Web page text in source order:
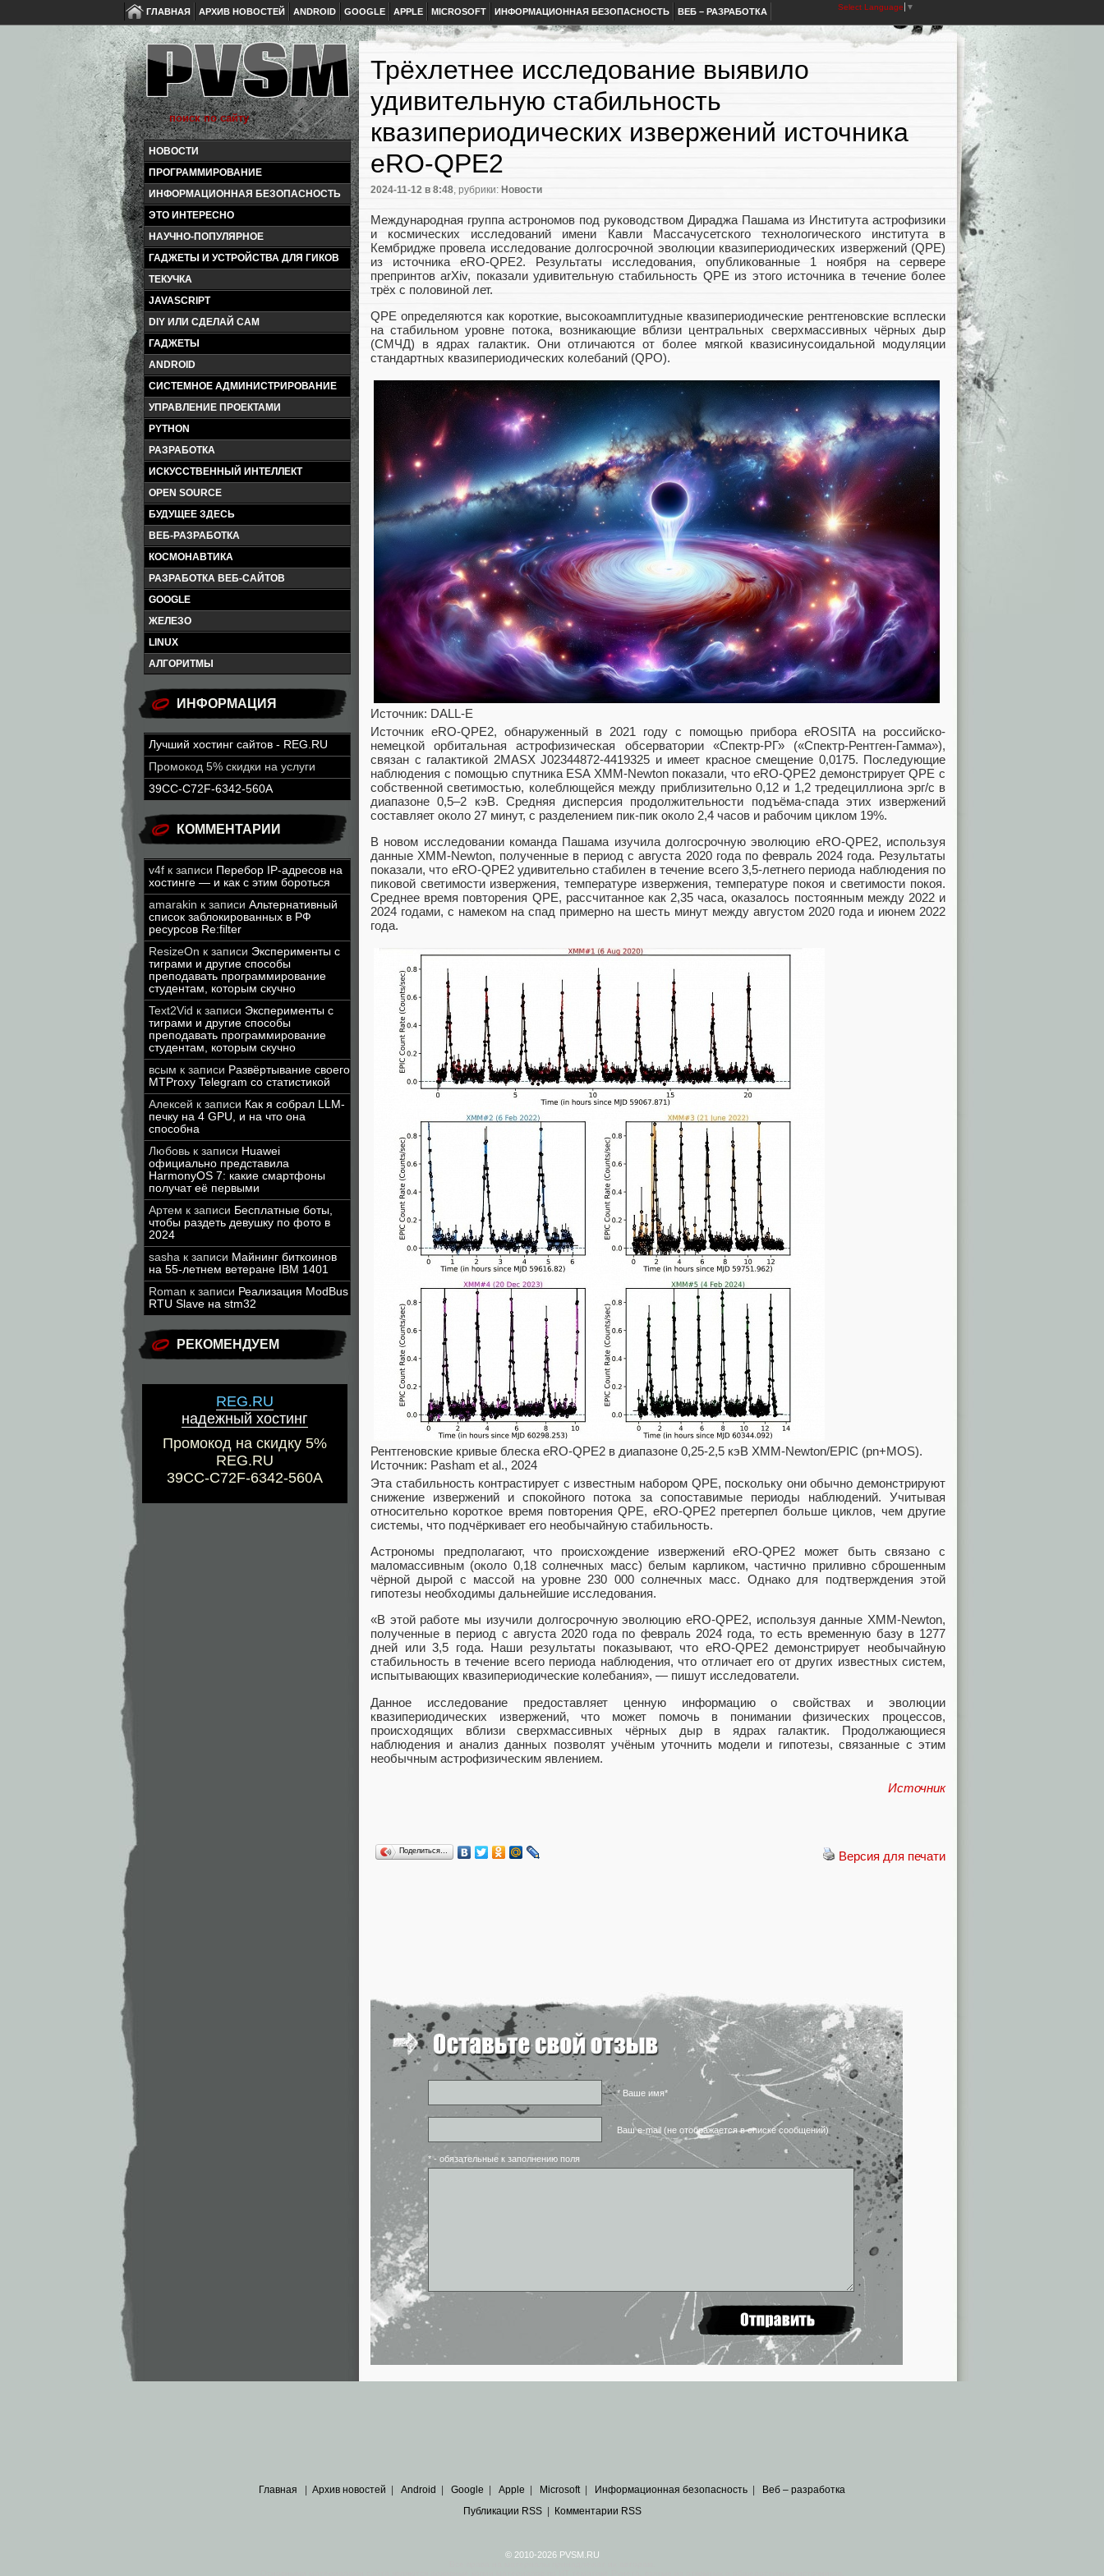
ГЛАВНАЯ АРХИВ НОВОСТЕЙ ANDROID GOOGLE APPLE MICROSOFT ИНФОРМАЦИОННАЯ БЕЗОПАСНОСТЬ ВЕБ – РАЗРАБОТКА Select Language ▼
НОВОСТИ
ПРОГРАММИРОВАНИЕ
ИНФОРМАЦИОННАЯ БЕЗОПАСНОСТЬ
ЭТО ИНТЕРЕСНО
НАУЧНО-ПОПУЛЯРНОЕ
ГАДЖЕТЫ И УСТРОЙСТВА ДЛЯ ГИКОВ
ТЕКУЧКА
JAVASCRIPT
DIY ИЛИ СДЕЛАЙ САМ
ГАДЖЕТЫ
ANDROID
СИСТЕМНОЕ АДМИНИСТРИРОВАНИЕ
УПРАВЛЕНИЕ ПРОЕКТАМИ
PYTHON
РАЗРАБОТКА
ИСКУССТВЕННЫЙ ИНТЕЛЛЕКТ
OPEN SOURCE
БУДУЩЕЕ ЗДЕСЬ
ВЕБ-РАЗРАБОТКА
КОСМОНАВТИКА
РАЗРАБОТКА ВЕБ-САЙТОВ
GOOGLE
ЖЕЛЕЗО
LINUX
АЛГОРИТМЫ
ИНФОРМАЦИЯ
Лучший хостинг сайтов - REG.RU
Промокод 5% скидки на услуги
39CC-C72F-6342-560A
КОММЕНТАРИИ
v4f к записи Перебор IP-адресов на
хостинге — и как с этим бороться
amarakin к записи Альтернативный
список заблокированных в РФ
ресурсов Re:filter
ResizeOn к записи Эксперименты с
тиграми и другие способы
преподавать программирование
студентам, которым скучно
Text2Vid к записи Эксперименты с
тиграми и другие способы
преподавать программирование
студентам, которым скучно
всым к записи Развёртывание своего
MTProxy Telegram со статистикой
Алексей к записи Как я собрал LLM-
печку на 4 GPU, и на что она
способна
Любовь к записи Huawei
официально представила
HarmonyOS 7: какие смартфоны
получат её первыми
Артем к записи Бесплатные боты,
чтобы раздеть девушку по фото в
2024
sasha к записи Майнинг биткоинов
на 55-летнем ветеране IBM 1401
Roman к записи Реализация ModBus
RTU Slave на stm32
РЕКОМЕНДУЕМ
REG.RU
надежный хостинг
Промокод на скидку 5%
REG.RU
39CC-C72F-6342-560A
Трёхлетнее исследование выявило
удивительную стабильность
квазипериодических извержений источника
eRO-QPE2
2024-11-12 в 8:48, рубрики: Новости
Международная группа астрономов под руководством Дираджа Пашама из Института астрофизики
и космических исследований имени Кавли Массачусетского технологического института в
Кембридже провела исследование долгосрочной эволюции квазипериодических извержений (QPE)
из источника eRO-QPE2. Результаты исследования, опубликованные 1 ноября на сервере
препринтов arXiv, показали удивительную стабильность QPE из этого источника в течение более
трёх с половиной лет.
QPE определяются как короткие, высокоамплитудные квазипериодические рентгеновские всплески
на стабильном уровне потока, возникающие вблизи центральных сверхмассивных чёрных дыр
(СМЧД) в ядрах галактик. Они отличаются от более мягкой квазисинусоидальной модуляции
стандартных квазипериодических колебаний (QPO).
Источник: DALL-E
Источник eRO-QPE2, обнаруженный в 2021 году с помощью прибора eROSITA на российско-
немецкой орбитальная астрофизическая обсерватории «Спектр-РГ» («Спектр-Рентген-Гамма»),
связан с галактикой 2MASX J02344872-4419325 и имеет красное смещение 0,0175. Последующие
наблюдения с помощью спутника ESA XMM-Newton показали, что eRO-QPE2 демонстрирует QPE с
собственной светимостью, колеблющейся между приблизительно 0,12 и 1,2 тредециллиона эрг/с в
диапазоне 0,5–2 кэВ. Средняя дисперсия продолжительности подъёма-спада этих извержений
составляет около 27 минут, с разделением пик-пик около 2,4 часов и рабочим циклом 19%.
В новом исследовании команда Пашама изучила долгосрочную эволюцию eRO-QPE2, используя
данные XMM-Newton, полученные в период с августа 2020 года по февраль 2024 года. Результаты
показали, что eRO-QPE2 удивительно стабилен в течение всего 3,5-летнего периода наблюдения по
пиковой светимости извержения, температуре извержения, температуре покоя и светимости покоя.
Среднее время повторения QPE, рассчитанное как 2,35 часа, оказалось постоянным между 2022 и
2024 годами, с намеком на спад примерно на шесть минут между августом 2020 года и июнем 2022
года.
Рентгеновские кривые блеска eRO-QPE2 в диапазоне 0,25-2,5 кэВ XMM-Newton/EPIC (pn+MOS).
Источник: Pasham et al., 2024
Эта стабильность контрастирует с известным набором QPE, поскольку они обычно демонстрируют
снижение извержений и спокойного потока за сопоставимые периоды наблюдений. Учитывая
относительно короткое время повторения QPE, eRO-QPE2 претерпел больше циклов, чем другие
системы, что подчёркивает его необычайную стабильность.
Астрономы предполагают, что происхождение извержений eRO-QPE2 может быть связано с
маломассивным (около 0,18 солнечных масс) белым карликом, частично приливно сброшенным
чёрной дырой с массой на уровне 230 000 солнечных масс. Однако для подтверждения этой
гипотезы необходимы дальнейшие исследования.
«В этой работе мы изучили долгосрочную эволюцию eRO-QPE2, используя данные XMM-Newton,
полученные в период с августа 2020 года по февраль 2024 года, то есть временную базу в 1277
дней или 3,5 года. Наши результаты показывают, что eRO-QPE2 демонстрирует необычайную
стабильность в течение всего периода наблюдения, что отличает его от других известных систем,
испытывающих квазипериодические колебания», — пишут исследователи.
Данное исследование предоставляет ценную информацию о свойствах и эволюции
квазипериодических извержений, что может помочь в понимании физических процессов,
происходящих вблизи сверхмассивных чёрных дыр в ядрах галактик. Продолжающиеся
наблюдения и анализ данных позволят учёным уточнить модели и гипотезы, связанные с этим
необычным астрофизическим явлением.
Источник
Версия для печати
Поделиться…
* Ваше имя*
Ваш e-mail (не отображается в списке сообщений)
* - обязательные к заполнению поля
Главная Архив новостей Android Google Apple Microsoft| Информационная безопасность
Веб – разработка
Публикации RSS| Комментарии RSS
© 2010-2026 PVSM.RU